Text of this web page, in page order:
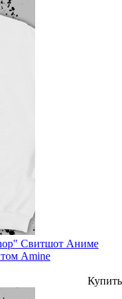
Свитшот Аниме
Amine
Купить